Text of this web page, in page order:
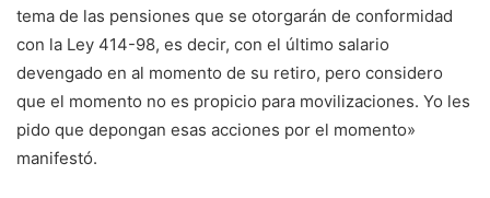
tema de las pensiones que se otorgarán de conformidad
con la Ley 414-98, es decir, con el último salario
devengado en al momento de su retiro, pero considero
que el momento no es propicio para movilizaciones. Yo les
pido que depongan esas acciones por el momento»
manifestó.